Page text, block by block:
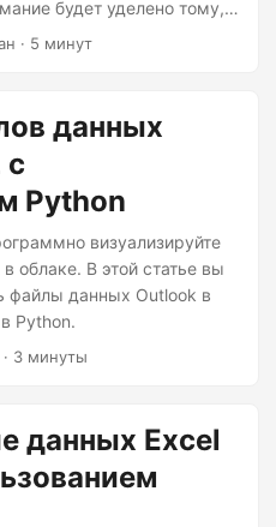
будет уделено тому,
в PDF с помощью REST
· 5 минут
данных
с
Python
визуализируйте
облаке. В этой статье вы
файлы данных Outlook в
Python.
3 минуты
данных Excel